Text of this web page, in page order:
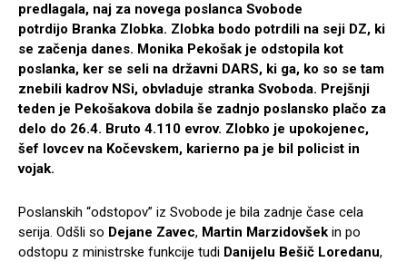
predlagala, naj za novega poslanca Svobode
potrdijo Branka Zlobka. Zlobka bodo potrdili na seji DZ, ki
se začenja danes. Monika Pekošak je odstopila kot
poslanka, ker se seli na državni DARS, ki ga, ko so se tam
znebili kadrov NSi, obvladuje stranka Svoboda. Prejšnji
teden je Pekošakova dobila še zadnjo poslansko plačo za
delo do 26.4. Bruto 4.110 evrov. Zlobko je upokojenec,
šef lovcev na Kočevskem, karierno pa je bil policist in
vojak.
Poslanskih “odstopov” iz Svobode je bila zadnje čase cela
serija. Odšli so Dejane Zavec, Martin Marzidovšek in po
odstopu z ministrske funkcije tudi Danijelu Bešič Loredanu,